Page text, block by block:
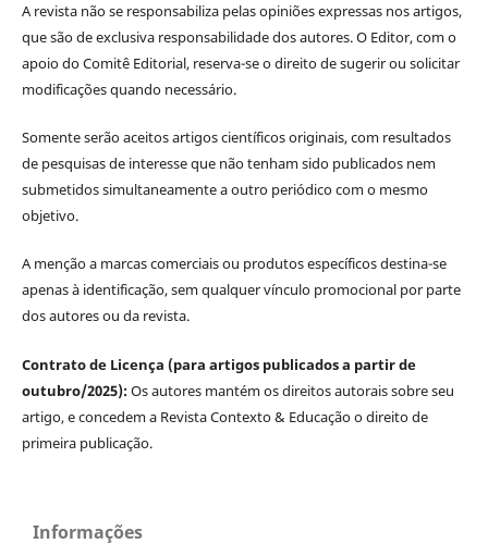
A revista não se responsabiliza pelas opiniões expressas nos artigos,
que são de exclusiva responsabilidade dos autores. O Editor, com o
apoio do Comitê Editorial, reserva-se o direito de sugerir ou solicitar
modificações quando necessário.
Somente serão aceitos artigos científicos originais, com resultados
de pesquisas de interesse que não tenham sido publicados nem
submetidos simultaneamente a outro periódico com o mesmo
objetivo.
A menção a marcas comerciais ou produtos específicos destina-se
apenas à identificação, sem qualquer vínculo promocional por parte
dos autores ou da revista.
Contrato de Licença (para artigos publicados a partir de
outubro/2025):Os autores mantém os direitos autorais sobre seu
artigo, e concedem a Revista Contexto & Educação o direito de
primeira publicação.
Informações